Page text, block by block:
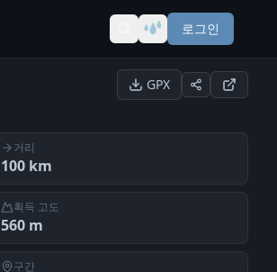
로그인
GPX
거리
100 km
획득 고도
560 m
구간